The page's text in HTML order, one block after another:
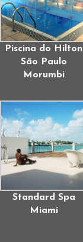
Piscina do Hilton
São Paulo
Morumbi
Standard Spa
Miami